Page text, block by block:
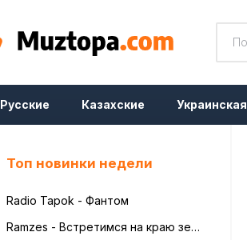
Русские Казахские Украинская
Топ новинки недели
Radio Tapok - Фантом
Ramzes - Встретимся на краю земли